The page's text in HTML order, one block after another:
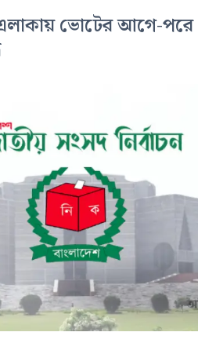
ভোটের আগে-পরে